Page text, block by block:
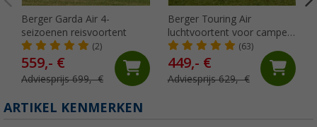
Berger Garda Air 4-
seizoenen reisvoortent
(2)
559,- €
Adviesprijs 699,- €
Berger Touring Air
luchtvoortent voor campers
met opblaasbare stokken
(63)
449,- €
Adviesprijs 629,- €
ARTIKEL KENMERKEN